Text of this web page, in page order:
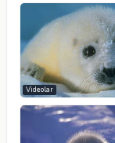
Videolar